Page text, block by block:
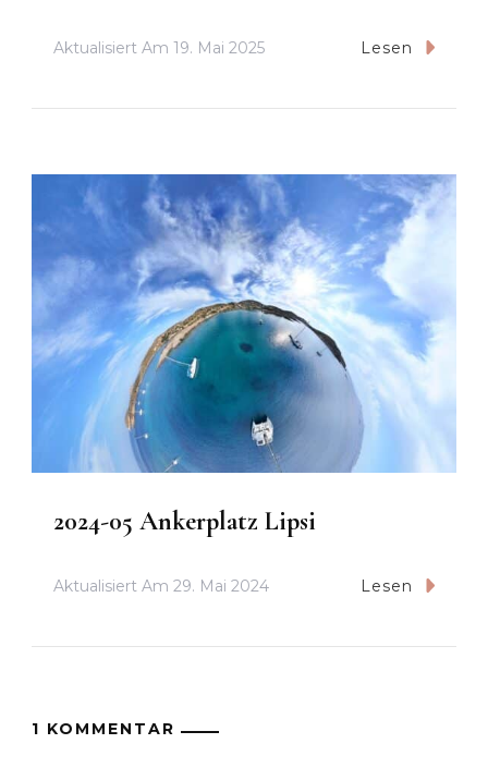
Aktualisiert Am 19. Mai 2025 Lesen
2024-05 Ankerplatz Lipsi
Aktualisiert Am 29. Mai 2024 Lesen
1 KOMMENTAR